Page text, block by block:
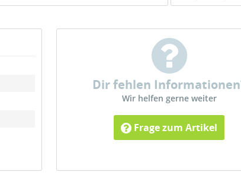
Dir fehlen
Wir helfen gerne weiter
Frage zum Artikel